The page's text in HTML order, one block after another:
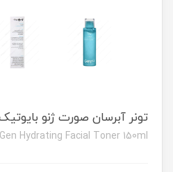
تونر آبرسان صورت ژنو
Hydrating Facial Toner 150ml